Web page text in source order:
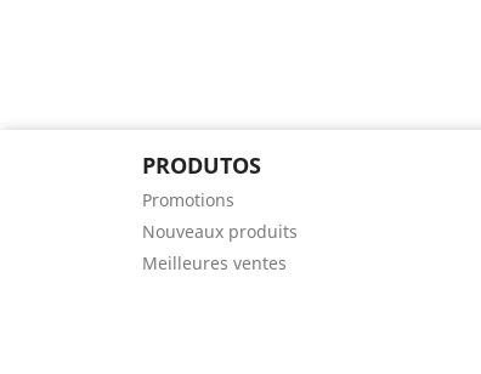
PRODUTOS
Promotions
Nouveaux produits
Meilleures ventes